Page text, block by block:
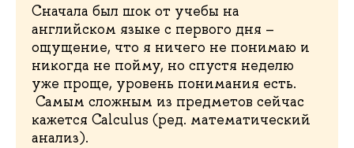
Сначала был шок от учебы на
английском языке с первого дня –
ощущение, что я ничего не понимаю и
никогда не пойму, но спустя неделю
уже проще, уровень понимания есть.
Самым сложным из предметов сейчас
кажется Calculus (ред. математический
анализ).